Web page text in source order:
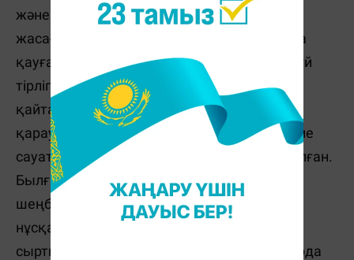
және ірі қара терісінен шелек т.б ыдыстар
жасаған. Жер суаруға, құдықтан су тартуға
қауғаны пайдаланған. Былғары ыдыстар үй
тірлігіне қолданумен бірге қазақтардың
қайталанбас ұлтты өнер үлгісі ретінде де
қарауға болады. Әсіресе торсықтар мен бие
сауатын көнектер мұқият өрнектелетін болған.
Былғарыға басылған күрделі өрнектер,
шеңберлі оюлар, өсімдіктердің мәнерлі
нұсқалары домалана келген ыдыстардың
сыртына тұтас салынып, жекелеген тұстарда